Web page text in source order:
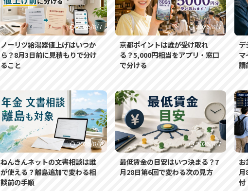
2026/8/7
ノーリツ給湯器値上げはいつか
ら？8月3日前に見積もりで分け
ること
2026/8/7
京都ポイントは誰が受け取れ
る？5,000円相当をアプリ・窓口
で分ける
デ
マ
請
2026/8/7
ねんきんネットの文書相談は誰
が使える？離島追加で変わる相
談前の手順
2026/8/7
最低賃金の目安はいつ決まる？7
月28日第6回で変わる次の見方
お
月
付